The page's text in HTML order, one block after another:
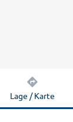
Lage / Karte